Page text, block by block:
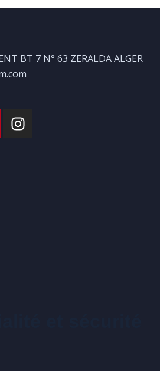
BT 7 N° 63 ZERALDA ALGER